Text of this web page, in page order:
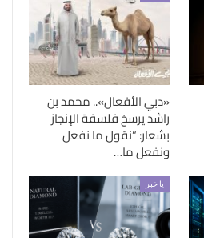
«دبي الأفعال».. محمد بن
راشد يرسخ فلسفة الإنجاز
بشعار: “نقول ما نفعل
ونفعل ما…
يا خبر